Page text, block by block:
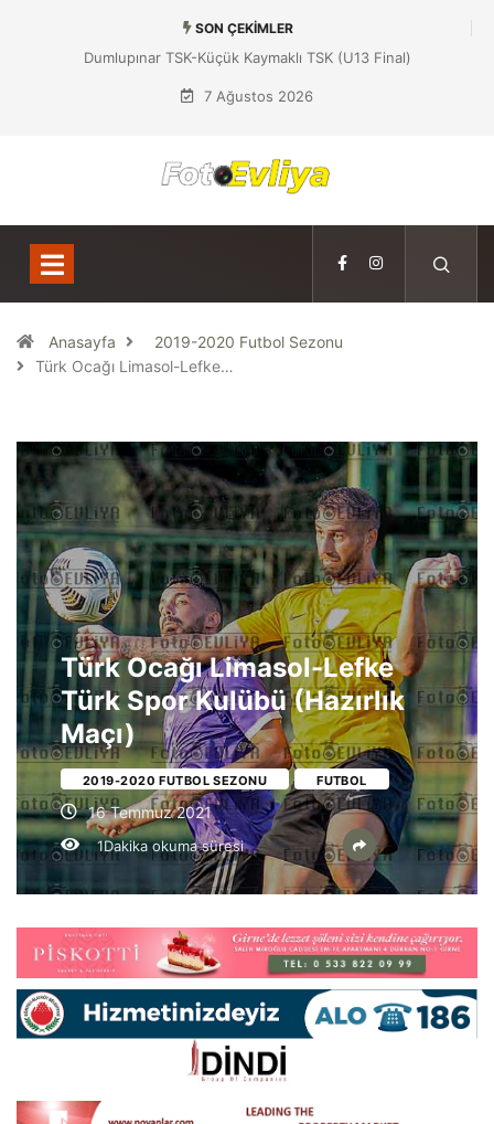
SON ÇEKIMLER
Dumlupınar TSK-Küçük Kaymaklı TSK (U13 Final)
7 Ağustos 2026
Anasayfa
2019-2020 Futbol Sezonu
Türk Ocağı Limasol-Lefke…
Türk Ocağı Limasol-Lefke
Türk Spor Kulübü (Hazırlık
Maçı)
2019-2020 FUTBOL SEZONU FUTBOL
16 Temmuz 2021
1Dakika okuma süresi